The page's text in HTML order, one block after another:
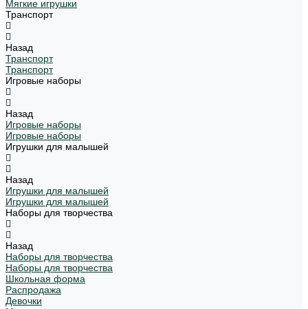
Мягкие игрушки
Транспорт
Назад
Транспорт
Транспорт
Игровые наборы
Назад
Игровые наборы
Игровые наборы
Игрушки для малышей
Назад
Игрушки для малышей
Игрушки для малышей
Наборы для творчества
Назад
Наборы для творчества
Наборы для творчества
Школьная форма
Распродажа
Девочки